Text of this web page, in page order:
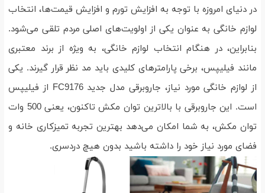
در دنیای امروزه با توجه به افزایش تورم و افزایش قیمت‌ها، انتخاب
لوازم خانگی به عنوان یکی از اولویت‌های اصلی مردم تلقی می‌شود.
بنابراین، در هنگام انتخاب لوازم خانگی، به ویژه از برند معتبری
مانند فیلیپس، برخی پارامترهای کلیدی باید مد نظر قرار گیرند. یکی
از لوازم خانگی مورد نیاز، جاروبرقی مدل جدید FC9176 از فیلیپس
است. این جاروبرقی با بالاترین توان مکش تاکنون، یعنی 500 وات
توان مکش، به شما امکان می‌دهد بهترین تجربه تمیزکاری خانه و
فضای مورد نیاز خود را داشته باشید بدون هیچ دردسری.